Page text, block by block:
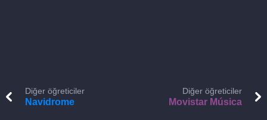
Diğer öğreticiler
Navidrome
Diğer öğreticiler
Movistar Música